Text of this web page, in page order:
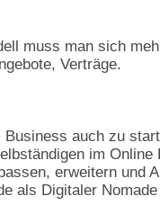
muss man sich
Verträge.
auch zu
im
erweitern und
als Digitaler